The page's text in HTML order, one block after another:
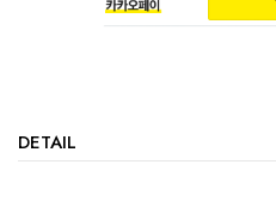
DETAIL